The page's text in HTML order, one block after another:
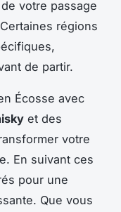
votre passage
régions
de partir.
Écosse avec
et des
votre
En suivant ces
pour une
Que vous